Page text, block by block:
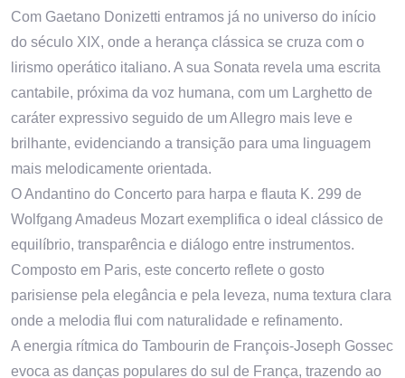
Com Gaetano Donizetti entramos já no universo do início
do século XIX, onde a herança clássica se cruza com o
lirismo operático italiano. A sua Sonata revela uma escrita
cantabile, próxima da voz humana, com um Larghetto de
caráter expressivo seguido de um Allegro mais leve e
brilhante, evidenciando a transição para uma linguagem
mais melodicamente orientada.
O Andantino do Concerto para harpa e flauta K. 299 de
Wolfgang Amadeus Mozart exemplifica o ideal clássico de
equilíbrio, transparência e diálogo entre instrumentos.
Composto em Paris, este concerto reflete o gosto
parisiense pela elegância e pela leveza, numa textura clara
onde a melodia flui com naturalidade e refinamento.
A energia rítmica do Tambourin de François-Joseph Gossec
evoca as danças populares do sul de França, trazendo ao